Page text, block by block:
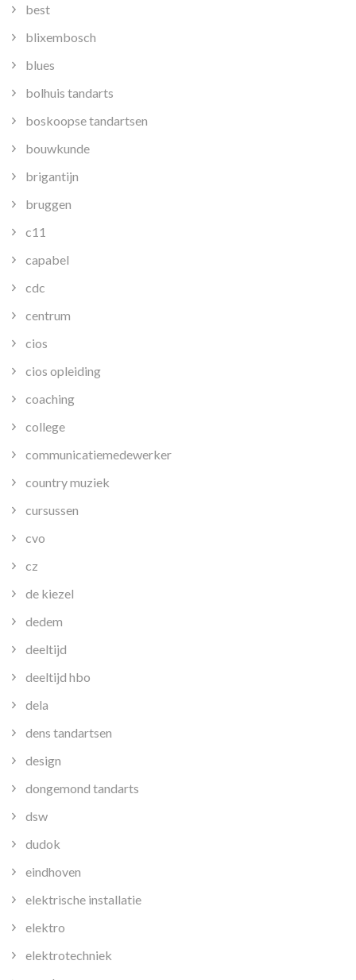
best
blixembosch
blues
bolhuis tandarts
boskoopse tandartsen
bouwkunde
brigantijn
bruggen
c11
capabel
cdc
centrum
cios
cios opleiding
coaching
college
communicatiemedewerker
country muziek
cursussen
cvo
cz
de kiezel
dedem
deeltijd
deeltijd hbo
dela
dens tandartsen
design
dongemond tandarts
dsw
dudok
eindhoven
elektrische installatie
elektro
elektrotechniek